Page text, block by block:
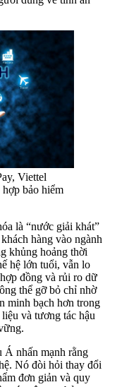
Viettel
bảo hiểm
là “nước giải khát”
hàng vào ngành
khủng hoảng thời
hệ lớn tuổi, vẫn lo
đồng và rủi ro dữ
thể gỡ bỏ chỉ nhờ
minh bạch hơn trong
và tương tác hậu
Á nhấn mạnh rằng
Nó đòi hỏi thay đổi
đơn giản và quy